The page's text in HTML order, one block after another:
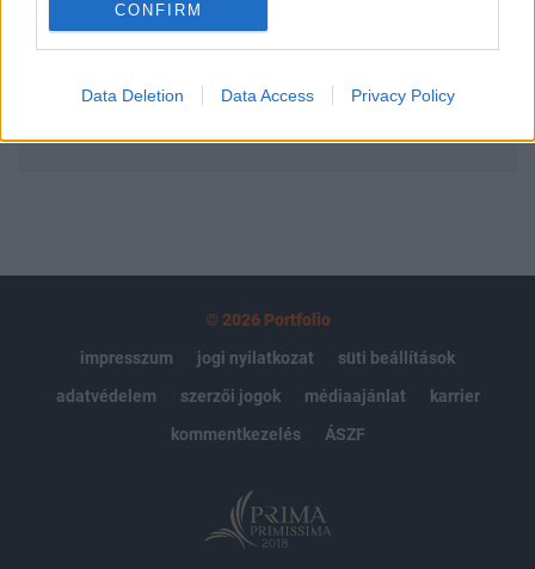
CONFIRM
Data Deletion Data Access Privacy Policy
Előfizetés
© 2026 Portfolio
impresszum
jogi nyilatkozat
süti beállítások
adatvédelem
szerzői jogok médiaajánlat
karrier
kommentkezelés
ÁSZF